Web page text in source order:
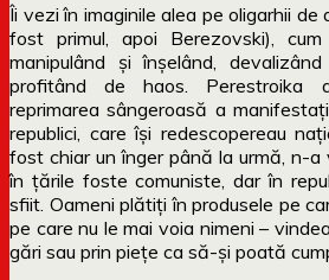
Îi vezi în imaginile alea pe oligarhii
fost primul, apoi Berezovski),
manipulând și înșelând,
profitând de haos. Perestroika
reprimarea sângeroasă a
republici, care își redescopereau
fost chiar un înger până la urmă, n-
în țările foste comuniste, dar în
sfiit. Oameni plătiți în produsele pe
pe care nu le mai voia nimeni –
gări sau prin piețe ca să-și poată